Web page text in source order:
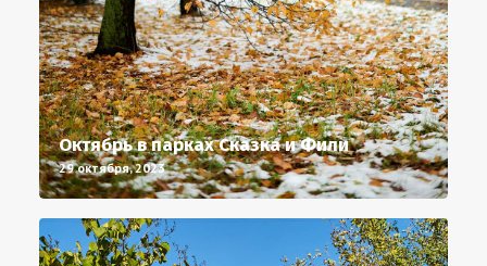
Октябрь в парках Сказка и Фили
29 октября, 2023